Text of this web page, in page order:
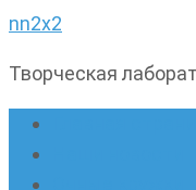
nn2x2
Творческая